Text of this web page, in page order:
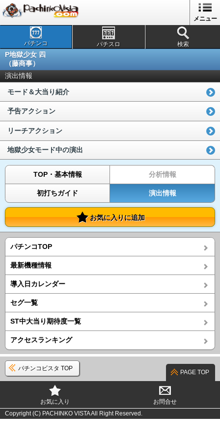
メニュー
パチンコ パチスロ 検索
P地獄少女 四
（藤商事）
演出情報
モード＆大当り紹介
予告アクション
リーチアクション
地獄少女モード中の演出
TOP・基本情報 分析情報
初打ちガイド 演出情報
お気に入りに追加
パチンコTOP
最新機種情報
導入日カレンダー
セグ一覧
ST中大当り期待度一覧
アクセスランキング
パチンコビスタ TOP
PAGE TOP
お気に入り
お問合せ
Copyright (C) PACHINKO VISTA All Right Reserved.